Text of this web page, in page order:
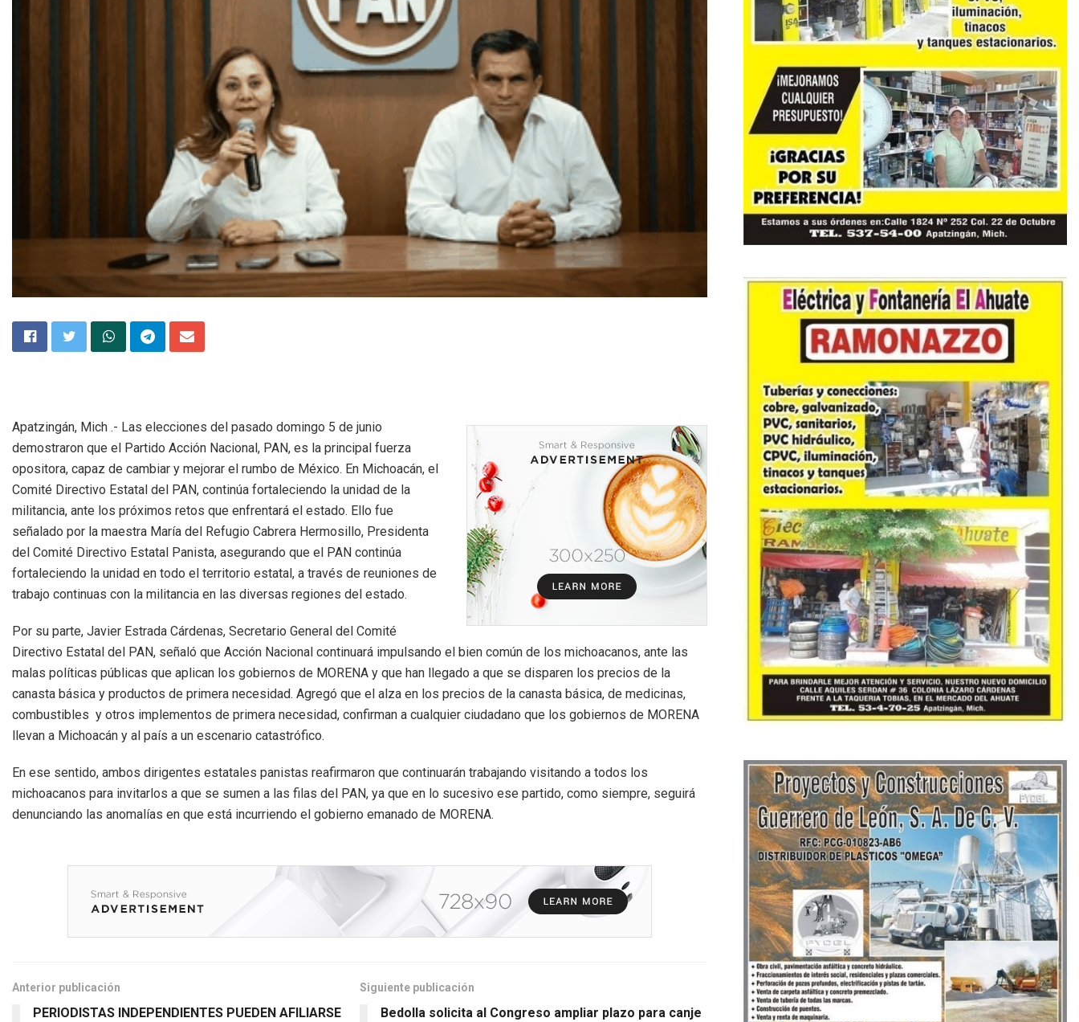
Apatzingán, Mich .- Las elecciones del pasado domingo 5 de junio
demostraron que el Partido Acción Nacional, PAN, es la principal fuerza
opositora, capaz de cambiar y mejorar el rumbo de México. En Michoacán, el
Comité Directivo Estatal del PAN, continúa fortaleciendo la unidad de la
militancia, ante los próximos retos que enfrentará el estado. Ello fue
señalado por la maestra María del Refugio Cabrera Hermosillo, Presidenta
del Comité Directivo Estatal Panista, asegurando que el PAN continúa
fortaleciendo la unidad en todo el territorio estatal, a través de reuniones de
trabajo continuas con la militancia en las diversas regiones del estado.
Por su parte, Javier Estrada Cárdenas, Secretario General del Comité
Directivo Estatal del PAN, señaló que Acción Nacional continuará impulsando el bien común de los michoacanos, ante las
malas políticas públicas que aplican los gobiernos de MORENA y que han llegado a que se disparen los precios de la
canasta básica y productos de primera necesidad. Agregó que el alza en los precios de la canasta básica, de medicinas,
combustibles y otros implementos de primera necesidad, confirman a cualquier ciudadano que los gobiernos de MORENA
llevan a Michoacán y al país a un escenario catastrófico.
En ese sentido, ambos dirigentes estatales panistas reafirmaron que continuarán trabajando visitando a todos los
michoacanos para invitarlos a que se sumen a las filas del PAN, ya que en lo sucesivo ese partido, como siempre, seguirá
denunciando las anomalías en que está incurriendo el gobierno emanado de MORENA.
Anterior publicación
PERIODISTAS INDEPENDIENTES PUEDEN AFILIARSE
Siguiente publicación
Bedolla solicita al Congreso ampliar plazo para canje